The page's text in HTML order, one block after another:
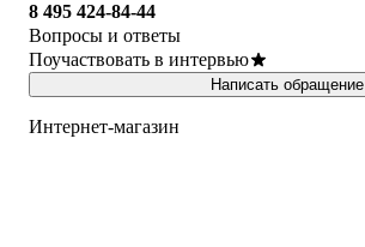
8 495 424-84-44
Вопросы и ответы
Поучаствовать в интервью
Написать обращение
Интернет-магазин